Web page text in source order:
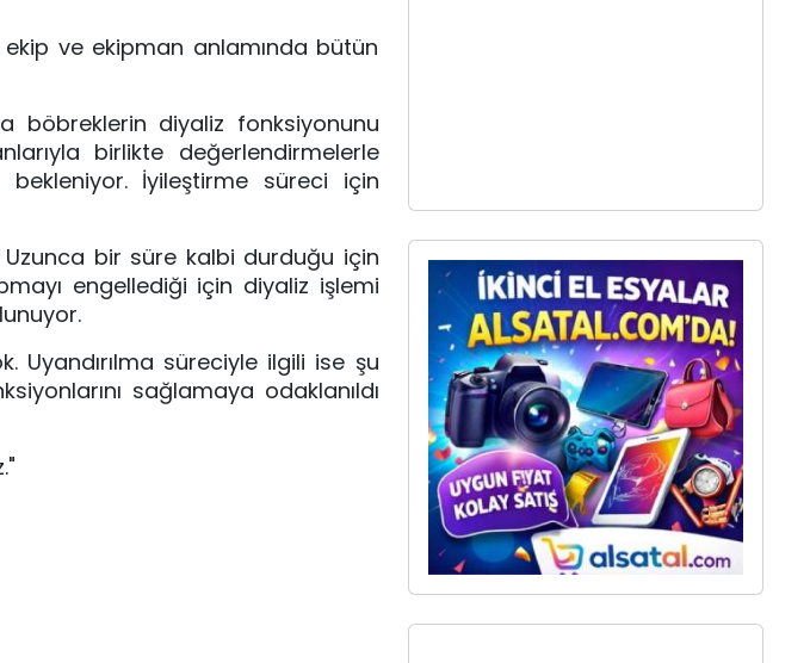
ve ekipman anlamında bütün
böbreklerin diyaliz fonksiyonunu
birlikte değerlendirmelerle
İyileştirme süreci için
Uzunca bir süre kalbi durduğu için
engellediği için diyaliz işlemi
süreciyle ilgili ise şu
sağlamaya odaklanıldı